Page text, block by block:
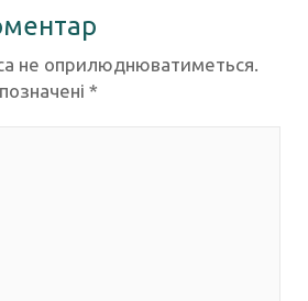
не оприлюднюватиметься.
*